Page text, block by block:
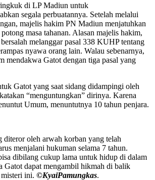
di LP Madiun untuk
segala perbuatannya. Setelah melalui
majelis hakim PN Madiun menjatuhkan
masa tahanan. Alasan majelis hakim,
melanggar pasal 338 KUHP tentang
nyawa orang lain. Walau sebenarnya,
mendakwa Gatot dengan tiga pasal yang
Gatot yang saat sidang didampingi oleh
“menguntungkan” dirinya. Karena
Umum, menuntutnya 10 tahun penjara.
diteror oleh arwah korban yang telah
menjalani hukuman selama 7 tahun.
dibilang cukup lama untuk hidup di dalam
Gatot dapat mengambil hikmah di balik
ini. ©️KyaiPamungkas.